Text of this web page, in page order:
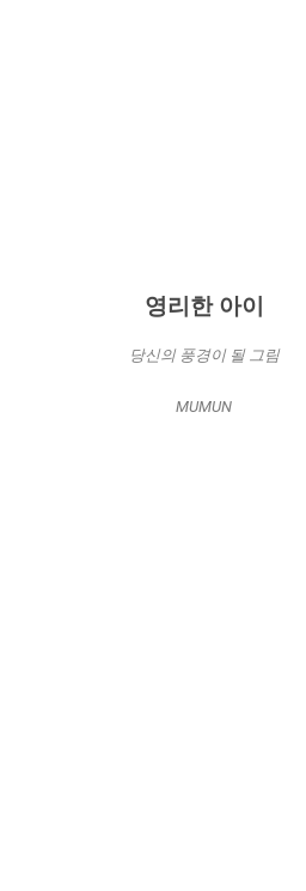
영리한 아이
당신의 풍경이 될 그림
MUMUN